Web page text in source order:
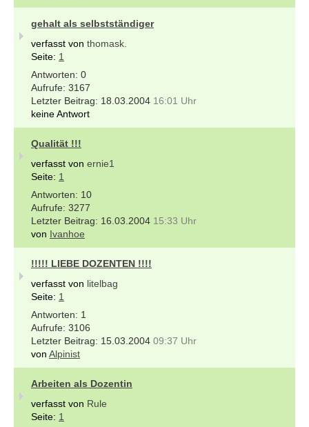
gehalt als selbstständiger
verfasst von thomask.
Seite: 1
0
3167
18.03.2004 16:01 Uhr
keine Antwort
Qualität !!!
verfasst von ernie1
Seite: 1
10
3277
16.03.2004 15:33 Uhr
von Ivanhoe
!!!!! LIEBE DOZENTEN !!!!
verfasst von litelbag
Seite: 1
1
3106
15.03.2004 09:37 Uhr
von Alpinist
Arbeiten als Dozentin
verfasst von Rule
Seite: 1